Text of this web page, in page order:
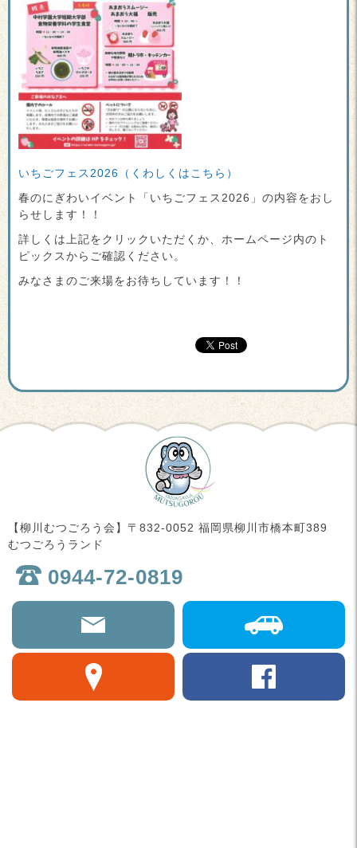
いちごフェス2026（くわしくはこちら）
春のにぎわいイベント「いちごフェス2026」の内容をおし
らせします！！
詳しくは上記をクリックいただくか、ホームページ内のト
ピックスからご確認ください。
みなさまのご来場をお待ちしています！！
【柳川むつごろう会】〒832-0052 福岡県柳川市橋本町389
むつごろうランド
0944-72-0819